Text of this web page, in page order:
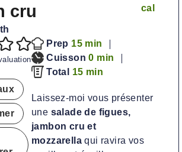
cru
cal
Prep 15m
i
n
t
e
s
min
Cuisson0m
i
u
t
e
s
min
Total 15m
n
u
t
e
min
Laissez-moi vous présenter
une salade de figues,
jambon cru et
mozzarella qui ravira vos